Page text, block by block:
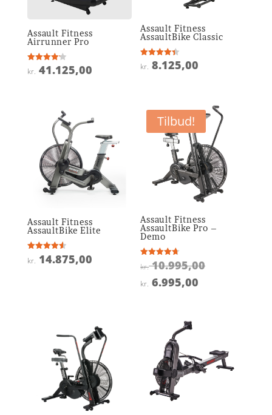
Assault Fitness
Airrunner Pro
Vurderet
4.2
kr. 41.125,00
Assault Fitness
AssaultBike Classic
Vurderet
4.4
kr. 8.125,00
Assault Fitness
AssaultBike Elite
Vurderet
4.6
kr. 14.875,00
Tilbud!
Assault Fitness
AssaultBike Pro –
Demo
Vurderet
4.7
kr.10.995,00Den
kr. 6.995,00